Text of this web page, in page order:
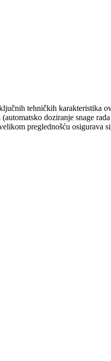
tehničkih karakteristika
doziranje snage
preglednošću osigurava